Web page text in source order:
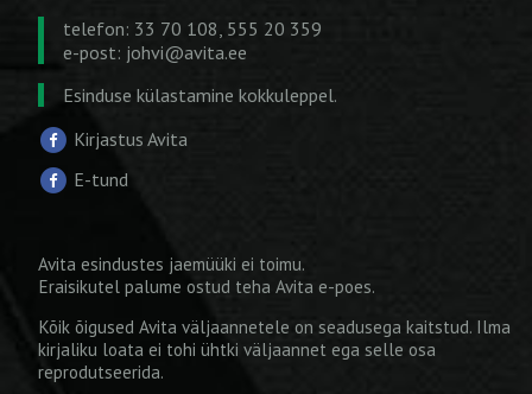
telefon: 33 70 108, 555 20 359
e-post: johvi@avita.ee
Esinduse külastamine kokkuleppel.
Kirjastus Avita
E-tund
Avita esindustes jaemüüki ei toimu.
Eraisikutel palume ostud teha Avita e-poes.
Kõik õigused Avita väljaannetele on seadusega kaitstud. Ilma
kirjaliku loata ei tohi ühtki väljaannet ega selle osa
reprodutseerida.